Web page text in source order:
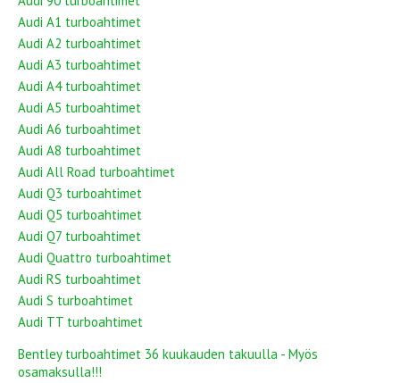
Audi A1 turboahtimet
Audi A2 turboahtimet
Audi A3 turboahtimet
Audi A4 turboahtimet
Audi A5 turboahtimet
Audi A6 turboahtimet
Audi A8 turboahtimet
Audi All Road turboahtimet
Audi Q3 turboahtimet
Audi Q5 turboahtimet
Audi Q7 turboahtimet
Audi Quattro turboahtimet
Audi RS turboahtimet
Audi S turboahtimet
Audi TT turboahtimet
Bentley turboahtimet 36 kuukauden takuulla - Myös
osamaksulla!!!